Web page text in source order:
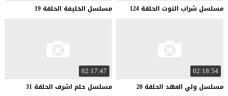
مسلسل شراب التوت الحلقة 124 مسلسل الخليفة الحلقة 19
02:18:54
مسلسل ولي العهد الحلقة 20
02:17:47
مسلسل حلم اشرف الحلقة 31